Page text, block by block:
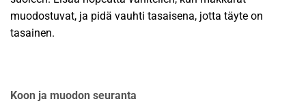
muodostuvat, ja pidä vauhti tasaisena, jotta täyte on
tasainen.
Koon ja muodon seuranta